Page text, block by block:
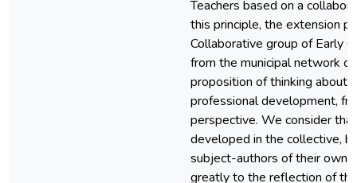
Teachers based on a
this principle, the extension
Collaborative group of Early
from the municipal network
proposition of thinking about
professional development,
perspective. We consider
developed in the collective,
subject-authors of their own
greatly to the reflection of